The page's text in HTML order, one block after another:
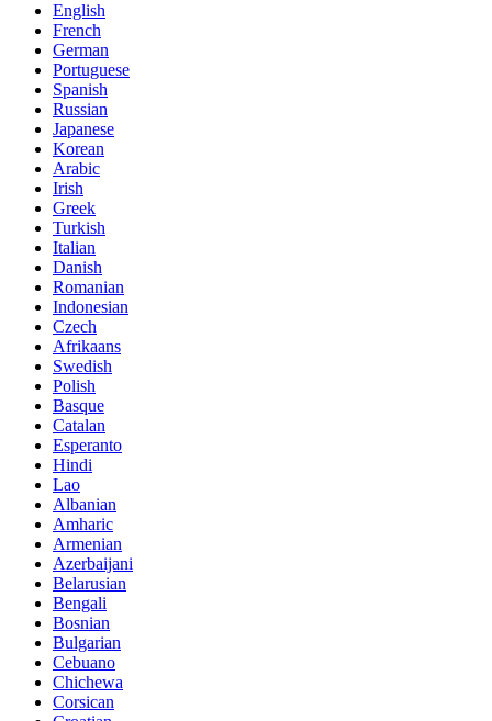
English
French
German
Portuguese
Spanish
Russian
Japanese
Korean
Arabic
Irish
Greek
Turkish
Italian
Danish
Romanian
Indonesian
Czech
Afrikaans
Swedish
Polish
Basque
Catalan
Esperanto
Hindi
Lao
Albanian
Amharic
Armenian
Azerbaijani
Belarusian
Bengali
Bosnian
Bulgarian
Cebuano
Chichewa
Corsican